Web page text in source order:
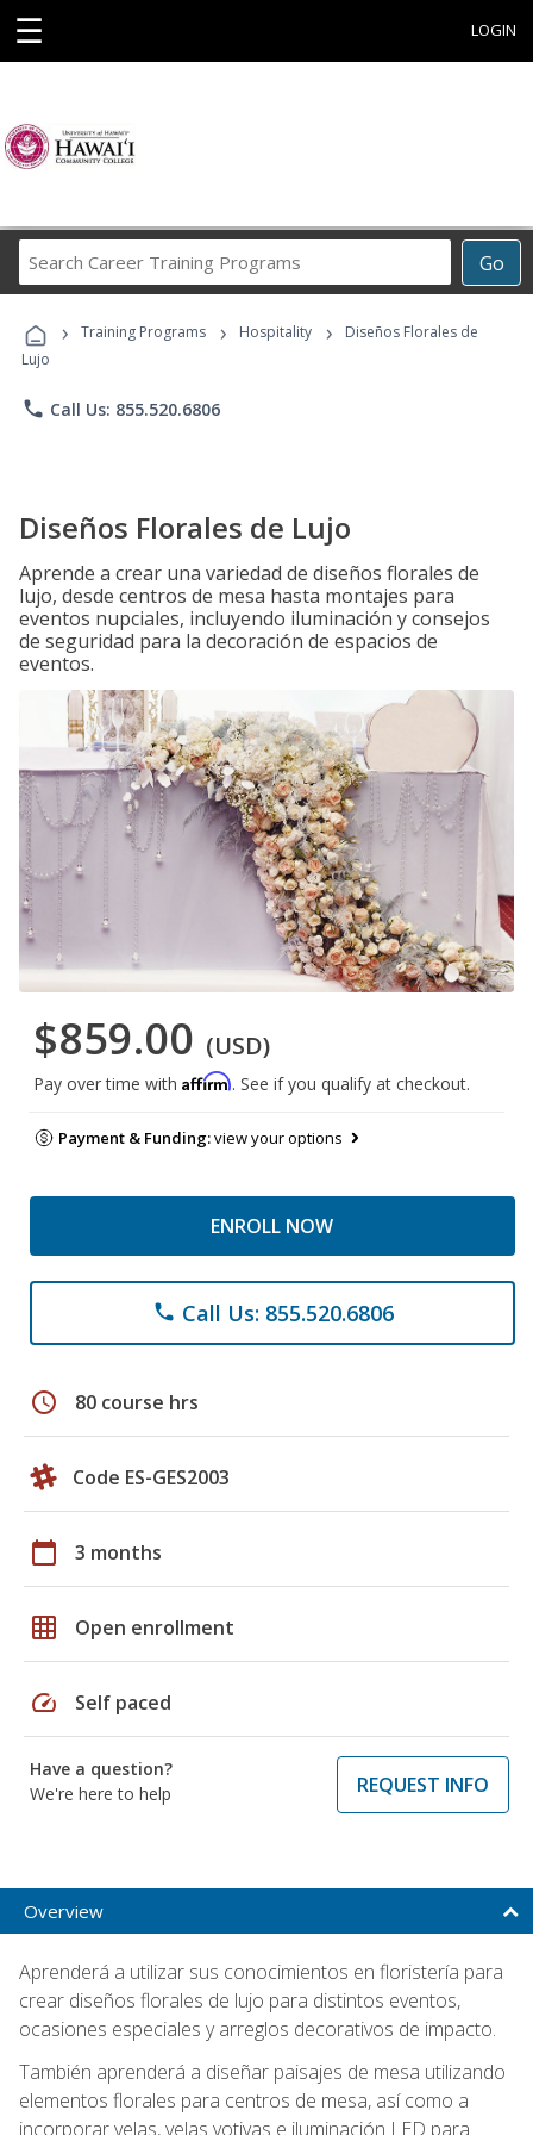
☰ LOGIN
Go
Career
Programs
› Training Programs › Hospitality ›
Diseños Florales de
Lujo
phone Call Us: 855.520.6806
Diseños Florales de Lujo
Aprende a crear una variedad de diseños florales de
lujo, desde centros de mesa hasta montajes para
eventos nupciales, incluyendo iluminación y consejos
de seguridad para la decoración de espacios de
eventos.
$859.00 (USD)
Pay over time with Affirm. See if you qualify at checkout.
Payment & Funding:view your options
ENROLL NOW
phone Call Us: 855.520.6806
schedule 80 course hrs
Code ES-GES2003
calendar_today 3 months
grid_on Open enrollment
speed Self paced
Have a question?
We're here to help
REQUEST INFO
Overview
Aprenderá a utilizar sus conocimientos en floristería para
crear diseños florales de lujo para distintos eventos,
ocasiones especiales y arreglos decorativos de impacto.
También aprenderá a diseñar paisajes de mesa utilizando
elementos florales para centros de mesa, así como a
incorporar velas, velas votivas e iluminación LED para